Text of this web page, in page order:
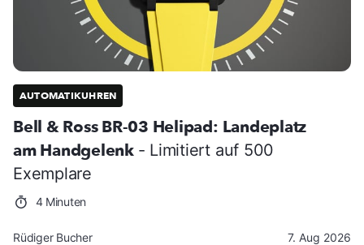
AUTOMATIKUHREN
Bell & Ross BR-03 Helipad: Landeplatz
am Handgelenk - Limitiert auf 500
Exemplare
4 Minuten
Rüdiger Bucher 7. Aug 2026